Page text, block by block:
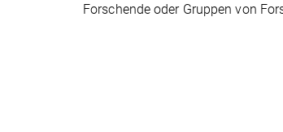
Forschende oder Gruppen von